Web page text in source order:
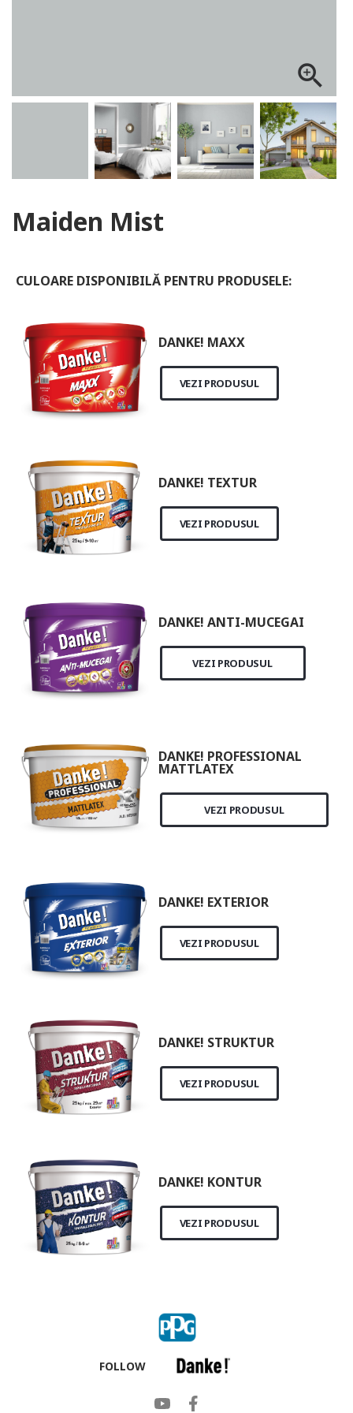
zoom_in
Maiden Mist
CULOARE DISPONIBILĂ PENTRU PRODUSELE:
DANKE! MAXX
VEZI PRODUSUL
DANKE! TEXTUR
VEZI PRODUSUL
DANKE! ANTI-MUCEGAI
VEZI PRODUSUL
DANKE! PROFESSIONAL
MATTLATEX
VEZI PRODUSUL
DANKE! EXTERIOR
VEZI PRODUSUL
DANKE! STRUKTUR
VEZI PRODUSUL
DANKE! KONTUR
VEZI PRODUSUL
FOLLOW